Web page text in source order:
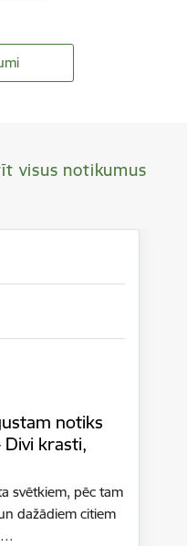
visus notikumus
notiks
Divi krasti,
svētkiem, pēc tam
dažādiem citiem